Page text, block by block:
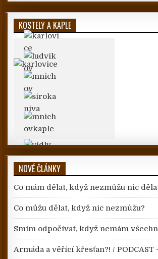
KOSTELY A KAPLE
NOVÉ ČLÁNKY
Co mám dělat, když nezmůžu nic
Co můžu dělat, když nic nezmůžu?
Smím odpočívat, když nemám
Armáda a věřící křesťan?! / PODCAST